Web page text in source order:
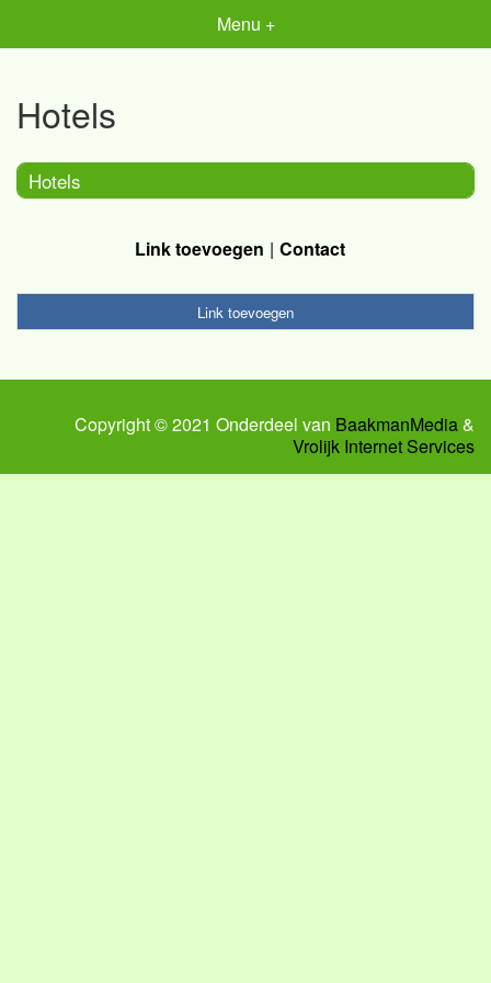
Menu +
Hotels
Hotels
Link toevoegen Contact
Link toevoegen
Copyright © 2021 Onderdeel van BaakmanMedia&
Vrolijk Internet Services